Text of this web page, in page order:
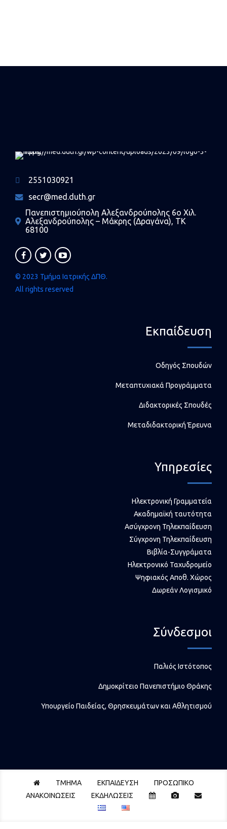
2551030921
secr@med.duth.gr
Πανεπιστημιούπολη Αλεξανδρούπολης 6ο Χιλ.
Αλεξανδρούπολης – Μάκρης (Δραγάνα), ΤΚ
68100
© 2023 Τμήμα Ιατρικής ΔΠΘ.
All rights reserved
Εκπαίδευση
Οδηγός Σπουδών
Μεταπτυχιακά Προγράμματα
Διδακτορικές Σπουδές
Μεταδιδακτορική Έρευνα
Υπηρεσίες
Ηλεκτρονική Γραμματεία
Ακαδημαϊκή ταυτότητα
Ασύγχρονη Τηλεκπαίδευση
Σύγχρονη Τηλεκπαίδευση
Βιβλία-Συγγράματα
Ηλεκτρονικό Ταχυδρομείο
Ψηφιακός Αποθ. Χώρος
Δωρεάν Λογισμικό
Σύνδεσμοι
Παλιός Ιστότοπος
Δημοκρίτειο Πανεπιστήμιο Θράκης
Υπουργείο Παιδείας, Θρησκευμάτων και Αθλητισμού
HomeΤΜΗΜΑ ΕΚΠΑΙΔΕΥΣΗ
ΠΡΟΣΩΠΙΚΟ
ΑΝΑΚΟΙΝΩΣΕΙΣ
ΕΚΔΗΛΩΣΕΙΣ EventsPhotosContact